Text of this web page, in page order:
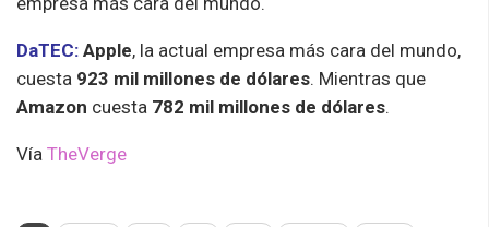
DaTEC: Apple, la actual empresa más cara del mundo,
cuesta 923 mil millones de dólares. Mientras que
Amazon cuesta 782 mil millones de dólares.
Vía TheVerge